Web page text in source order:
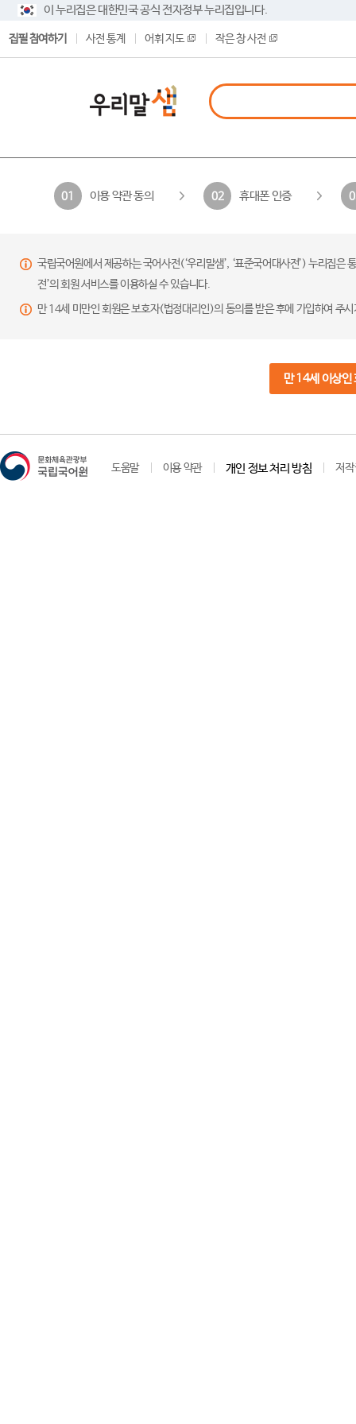
이 누리집은 대한민국 공식 전자정부 누리집입니다.
집필 참여하기 사전 통계 어휘 지도 작은 창 사전
01 이용 약관 동의 02 휴대폰 인증
국립국어원에서 제공하는 국어사전(‘우리말샘’, ‘표준국어대사전’) 누리집
전’의 회원 서비스를 이용하실 수 있습니다.
만 14세 미만인 회원은 보호자(법정대리인)의 동의를 받은 후에 가입하여 주
만 14세 이상인
도움말 이용 약관 개인 정보 처리 방침 저